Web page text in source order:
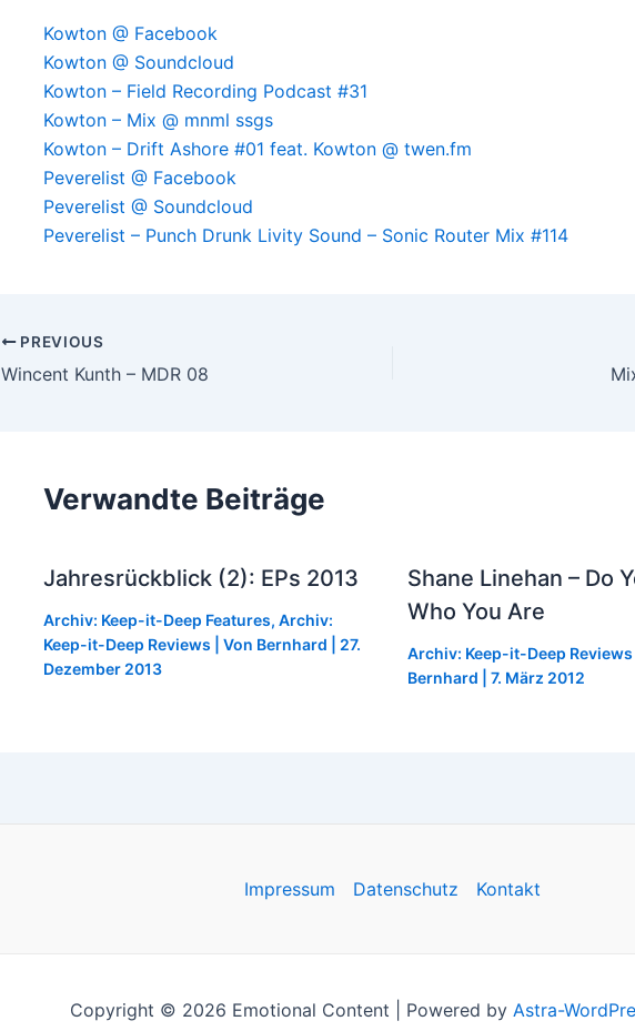
Kowton @ Facebook
Kowton @ Soundcloud
Kowton – Field Recording Podcast #31
Kowton – Mix @ mnml ssgs
Kowton – Drift Ashore #01 feat. Kowton @ twen.fm
Peverelist @ Facebook
Peverelist @ Soundcloud
Peverelist – Punch Drunk Livity Sound – Sonic Router Mix #114
Post
navigation
PREVIOUS
Wincent Kunth – MDR 08
Verwandte Beiträge
Jahresrückblick (2): EPs 2013
Archiv: Keep-it-Deep Features, Archiv:
Keep-it-Deep Reviews | Von Bernhard
27.
Dezember 2013
Shane Linehan – Do
Who You Are
Archiv: Keep-it-Deep Reviews
Bernhard
7. März 2012
Impressum Datenschutz Kontakt
Copyright © 2026 Emotional Content | Powered by Astra-